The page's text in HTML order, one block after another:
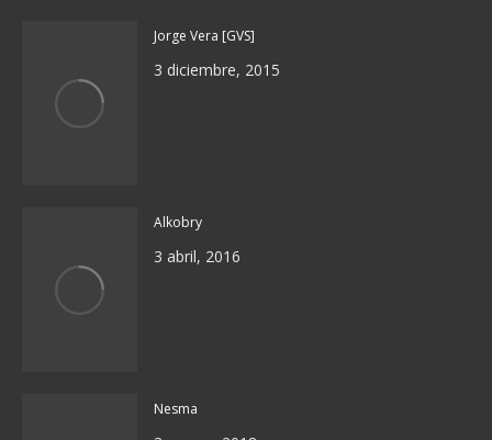
Jorge Vera [GVS]
3 diciembre, 2015
Alkobry
3 abril, 2016
Nesma